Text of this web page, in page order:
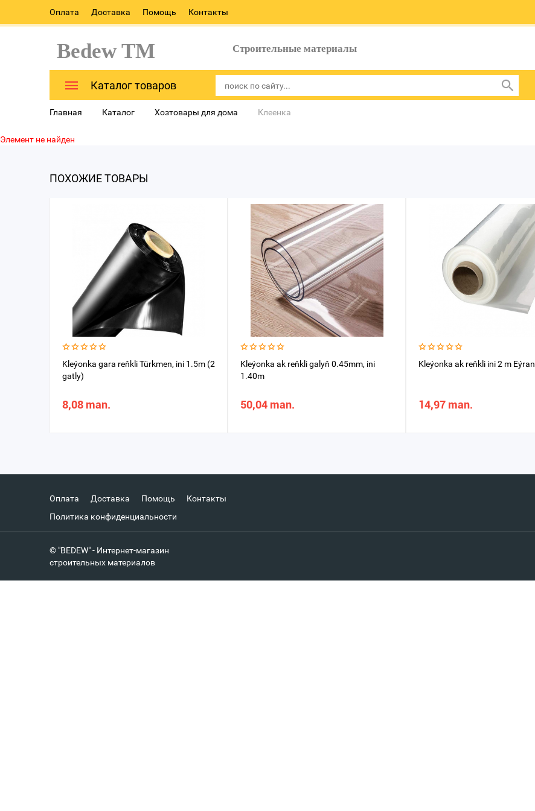
Оплата Доставка Помощь Контакты
Bedew TM Строительные материалы
Каталог товаров
Главная Каталог Хозтовары для дома Клеенка
Элемент не найден
ПОХОЖИЕ ТОВАРЫ
Kleýonka gara reňkli Türkmen, ini 1.5m (2
gatly)
8,08 man.
Kleýonka ak reňkli galyň 0.45mm, ini
1.40m
50,04 man.
Kleýonka ak reňkli ini 2 m Eýran
14,97 man.
Оплата Доставка Помощь
Контакты
Политика конфиденциальности
© "BEDEW" - Интернет-магазин
строительных материалов